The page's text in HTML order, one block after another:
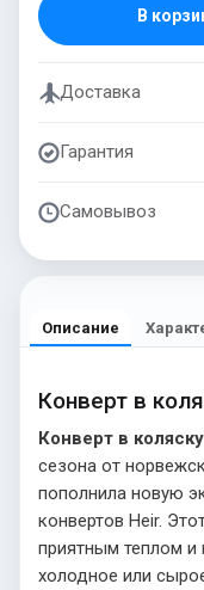
В
Доставка
Гарантия
Самовывоз
Описание
Конверт в
Конверт в
сезона от
пополнила новую
конвертов Heir.
приятным теплом и
холодное или